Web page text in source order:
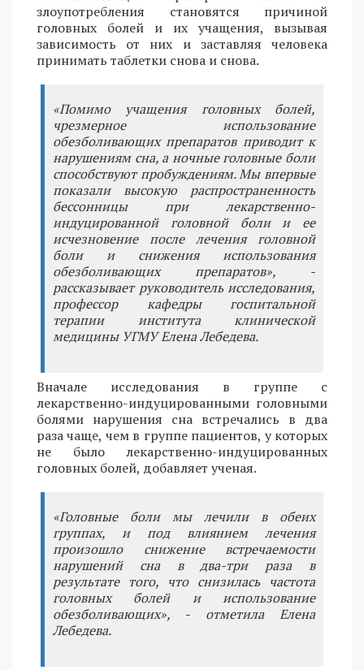
злоупотребления становятся причиной
головных болей и их учащения, вызывая
зависимость от них и заставляя человека
принимать таблетки снова и снова.
«Помимо учащения головных болей,
чрезмерное использование
обезболивающих препаратов приводит к
нарушениям сна, а ночные головные боли
способствуют пробуждениям. Мы впервые
показали высокую распространенность
бессонницы при лекарственно-
индуцированной головной боли и ее
исчезновение после лечения головной
боли и снижения использования
обезболивающих препаратов», -
рассказывает руководитель исследования,
профессор кафедры госпитальной
терапии института клинической
медицины УГМУ Елена Лебедева.
Вначале исследования в группе с
лекарственно-индуцированными головными
болями нарушения сна встречались в два
раза чаще, чем в группе пациентов, у которых
не было лекарственно-индуцированных
головных болей, добавляет ученая.
«Головные боли мы лечили в обеих
группах, и под влиянием лечения
произошло снижение встречаемости
нарушений сна в два-три раза в
результате того, что снизилась частота
головных болей и использование
обезболивающих», - отметила Елена
Лебедева.